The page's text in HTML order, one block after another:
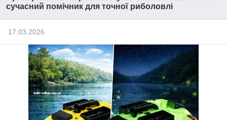
сучасний помічник для точної риболовлі
17.03.2026